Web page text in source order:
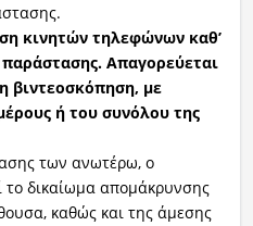
κινητών τηλεφώνων καθ’
Απαγορεύεται
βιντεοσκόπηση, με
ή του συνόλου της
των ανωτέρω, ο
το δικαίωμα απομάκρυνσης
καθώς και της άμεσης